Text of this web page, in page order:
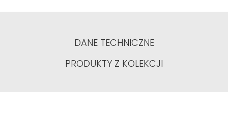
DANE TECHNICZNE
PRODUKTY Z KOLEKCJI